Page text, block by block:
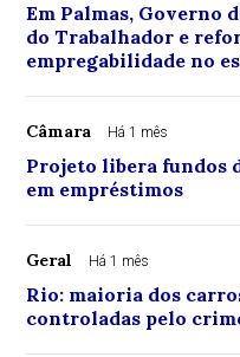
Em Palmas, Governo
do Trabalhador e
empregabilidade no
Câmara Há 1 mês
Projeto libera fundos
em empréstimos
Geral Há 1 mês
Rio: maioria dos
controladas pelo